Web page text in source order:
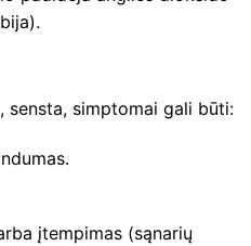
sensta, simptomai gali būti:
įtempimas (sąnarių